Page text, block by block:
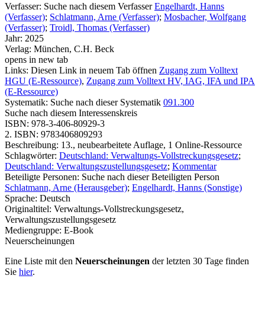
Verfasser: Suche nach diesem Verfasser Engelhardt, Hanns
(Verfasser); Schlatmann, Arne (Verfasser); Mosbacher, Wolfgang
(Verfasser); Troidl, Thomas (Verfasser)
Jahr: 2025
Verlag: München, C.H. Beck
opens in new tab
Links: Diesen Link in neuem Tab öffnen Zugang zum Volltext
HGU (E-Ressource), Zugang zum Volltext HV, IAG, IFA und IPA
(E-Ressource)
Systematik: Suche nach dieser Systematik 091.300
Suche nach diesem Interessenskreis
ISBN: 978-3-406-80929-3
2. ISBN: 9783406809293
Beschreibung: 13., neubearbeitete Auflage, 1 Online-Ressource
Schlagwörter: Deutschland: Verwaltungs-Vollstreckungsgesetz;
Deutschland: Verwaltungszustellungsgesetz; Kommentar
Beteiligte Personen: Suche nach dieser Beteiligten Person
Schlatmann, Arne (Herausgeber); Engelhardt, Hanns (Sonstige)
Sprache: Deutsch
Originaltitel: Verwaltungs-Vollstreckungsgesetz,
Verwaltungszustellungsgesetz
Mediengruppe: E-Book
Neuerscheinungen
Eine Liste mit den Neuerscheinungen der letzten 30 Tage finden
Sie hier.